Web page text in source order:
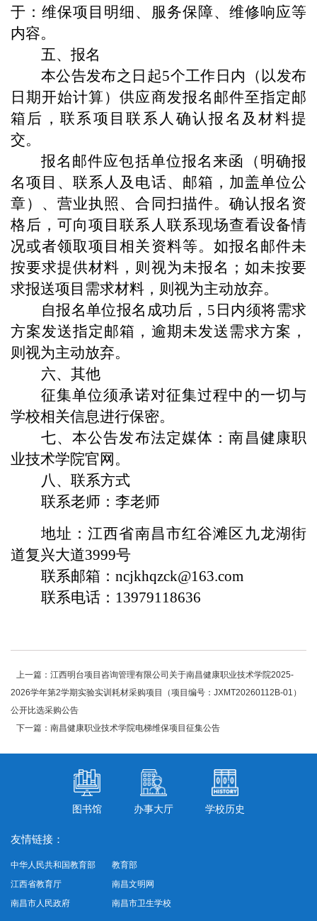
于：维保项目明细、服务保障、维修响应等
内容。
五、报名
本公告发布之日起5个工作日内（以发布
日期开始计算）供应商发报名邮件至指定邮
箱后，联系项目联系人确认报名及材料提
交。
报名邮件应包括单位报名来函（明确报
名项目、联系人及电话、邮箱，加盖单位公
章）、营业执照、合同扫描件。确认报名资
格后，可向项目联系人联系现场查看设备情
况或者领取项目相关资料等。如报名邮件未
按要求提供材料，则视为未报名；如未按要
求报送项目需求材料，则视为主动放弃。
自报名单位报名成功后，5日内须将需求
方案发送指定邮箱，逾期未发送需求方案，
则视为主动放弃。
六、其他
征集单位须承诺对征集过程中的一切与
学校相关信息进行保密。
七、本公告发布法定媒体：南昌健康职
业技术学院官网。
八、联系方式
联系老师：李老师
地址：江西省南昌市红谷滩区九龙湖街
道复兴大道3999号
联系邮箱：ncjkhqzck@163.com
联系电话：13979118636
上一篇：江西明台项目咨询管理有限公司关于南昌健康职业技术学院2025-
2026学年第2学期实验实训耗材采购项目（项目编号：JXMT20260112B-01）
公开比选采购公告
下一篇：南昌健康职业技术学院电梯维保项目征集公告
图书馆 办事大厅 学校历史
友情链接：
中华人民共和国教育部
教育部
江西省教育厅
南昌文明网
南昌市人民政府
南昌市卫生学校